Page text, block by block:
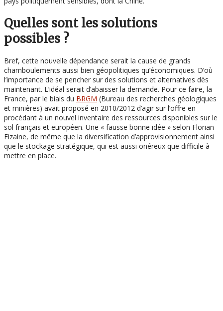
Quelles sont les solutions
possibles ?
Bref, cette nouvelle dépendance serait la cause de grands
chamboulements aussi bien géopolitiques qu’économiques. D’où
l’importance de se pencher sur des solutions et alternatives dès
maintenant. L’idéal serait d’abaisser la demande. Pour ce faire, la
France, par le biais du BRGM (Bureau des recherches géologiques
et minières) avait proposé en 2010/2012 d’agir sur l’offre en
procédant à un nouvel inventaire des ressources disponibles sur le
sol français et européen. Une « fausse bonne idée » selon Florian
Fizaine, de même que la diversification d’approvisionnement ainsi
que le stockage stratégique, qui est aussi onéreux que difficile à
mettre en place.